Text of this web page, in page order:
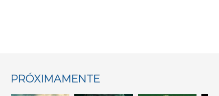
PRÓXIMAMENTE